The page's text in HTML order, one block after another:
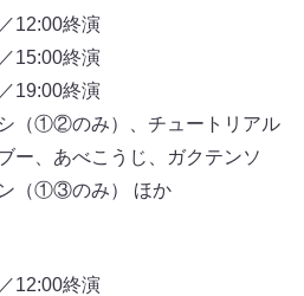
12:00終演
15:00終演
19:00終演
（①②のみ）、チュートリアル
ー、あべこうじ、ガクテンソ
（①③のみ） ほか
12:00終演